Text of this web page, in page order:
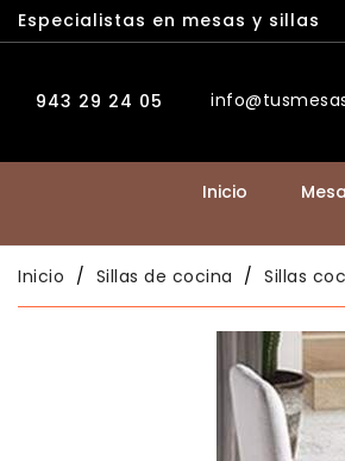
Especialistas en mesas y sillas
943 29 24 05
Inicio
Inicio Sillas de cocina Sillas